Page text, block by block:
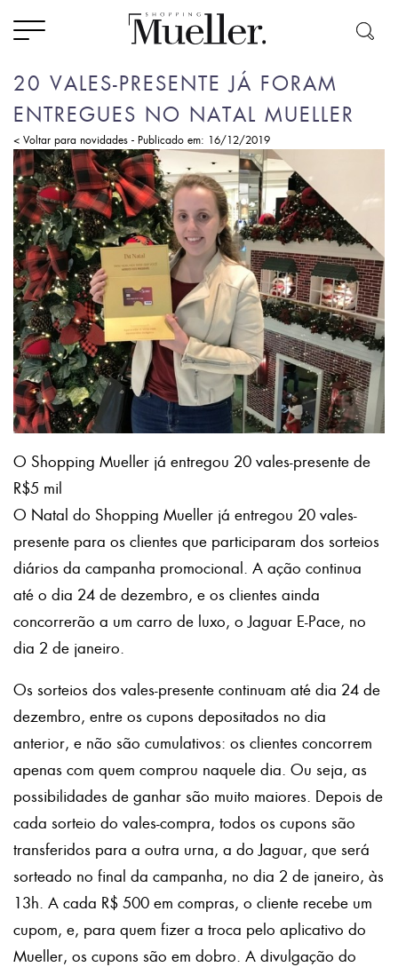
20 VALES-PRESENTE JÁ FORAM
ENTREGUES NO NATAL MUELLER
< Voltar para novidades - Publicado em: 16/12/2019
O Shopping Mueller já entregou 20 vales-presente de
R$5 mil
O Natal do Shopping Mueller já entregou 20 vales-
presente para os clientes que participaram dos sorteios
diários da campanha promocional. A ação continua
até o dia 24 de dezembro, e os clientes ainda
concorrerão a um carro de luxo, o Jaguar E-Pace, no
dia 2 de janeiro.
Os sorteios dos vales-presente continuam até dia 24 de
dezembro, entre os cupons depositados no dia
anterior, e não são cumulativos: os clientes concorrem
apenas com quem comprou naquele dia. Ou seja, as
possibilidades de ganhar são muito maiores. Depois de
cada sorteio do vales-compra, todos os cupons são
transferidos para a outra urna, a do Jaguar, que será
sorteado no final da campanha, no dia 2 de janeiro, às
13h. A cada R$ 500 em compras, o cliente recebe um
cupom, e, para quem fizer a troca pelo aplicativo do
Mueller, os cupons são em dobro. A divulgação do